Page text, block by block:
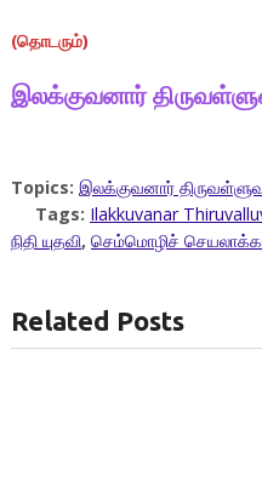
(தொடரும்)
இலக்குவனார்
Topics: இலக்குவனார்
Tags: Ilakkuvanar
நிதி யுதவி, செம்மொழிச்
Related Posts